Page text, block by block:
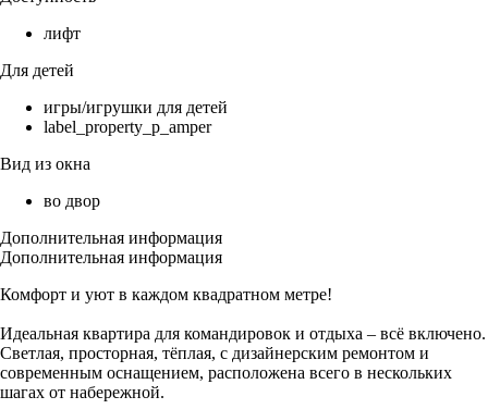
лифт
Для детей
игры/игрушки для детей
label_property_p_amper
Вид из окна
во двор
Дополнительная информация
Дополнительная информация
Комфорт и уют в каждом квадратном метре!
Идеальная квартира для командировок и отдыха – всё включено.
Светлая, просторная, тёплая, с дизайнерским ремонтом и
современным оснащением, расположена всего в нескольких
шагах от набережной.